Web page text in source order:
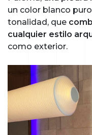
un color blanco
tonalidad, que
cualquier estilo
como exterior.